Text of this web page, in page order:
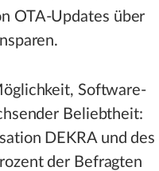
OTA-Updates über
Software-
Beliebtheit:
DEKRA und des
der Befragten